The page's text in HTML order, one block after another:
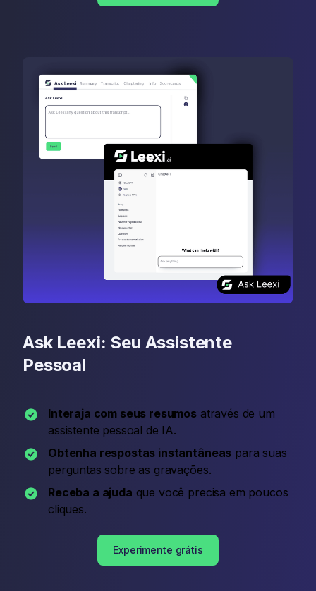
Ask Leexi: Seu Assistente
Pessoal
Interaja com seus resumos através de um
assistente pessoal de IA.
Obtenha respostas instantâneas para suas
perguntas sobre as gravações.
Receba a ajuda que você precisa em poucos
cliques.
Experimente grátis